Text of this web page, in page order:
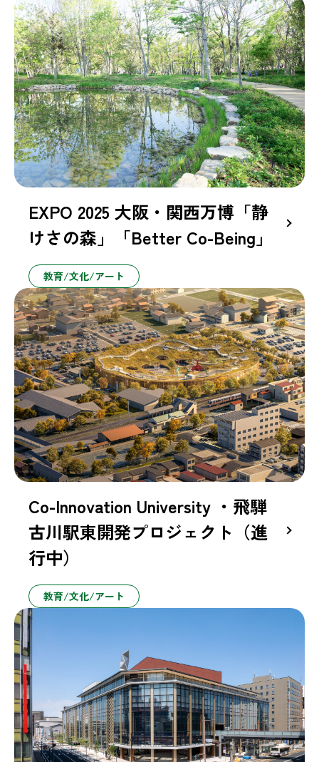
EXPO 2025 大阪・関西万博「静
けさの森」「Better Co-Being」
教育/文化/アート
Co-Innovation University ・飛騨
古川駅東開発プロジェクト（進
行中）
教育/文化/アート